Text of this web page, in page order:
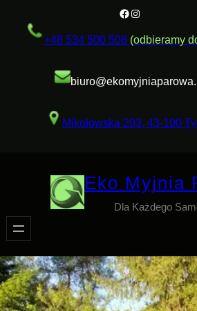
Facebook
Instagram
+48 534 500 508 (odbieramy
Mikołowska 203, 43-100
Eko Myjnia
Dla Każdego